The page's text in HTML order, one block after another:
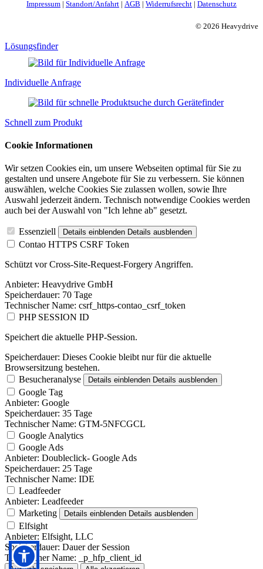
Impressum | Standort/Anfahrt | AGB | Widerrufsrecht | Datenschutz
© 2026 Heavydrive
Lösungsfinder
Individuelle Anfrage
Schnell zum Produkt
Cookie Informationen
Wir setzen Cookies ein, um unsere Webseiten optimal für Sie zu
gestalten und unsere Angebote für Sie zu verbessern. Sie können
auswählen, welche Cookies Sie zulassen wollen, sowie Ihre
Auswahl jederzeit ändern. Technisch notwendige Cookies werden
auch bei der Auswahl von "Ich lehne ab" gesetzt.
Essenziell Details einblenden Details ausblenden
Contao HTTPS CSRF Token
Schützt vor Cross-Site-Request-Forgery Angriffen.
Anbieter: Heavydrive GmbH
Speicherdauer: 70 Tage
Technischer Name: csrf_https-contao_csrf_token
PHP SESSION ID
Speichert die aktuelle PHP-Session.
Speicherdauer: Dieses Cookie bleibt nur für die aktuelle
Browsersitzung bestehen.
Besucheranalyse
Details einblenden Details ausblenden
Google Tag
Anbieter: Google
Speicherdauer: 35 Tage
Technischer Name: GTM-5NFCGCL
Google Analytics
Google Ads
Anbieter: Doubleclick- Google Ads
Speicherdauer: 25 Tage
Technischer Name: IDE
Leadfeeder
Anbieter: Leadfeeder
Marketing
Details einblenden Details ausblenden
Elfsight
Anbieter: Elfsight, LLC
Speicherdauer: Dauer der Session
Technischer Name: _p_hfp_client_id